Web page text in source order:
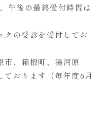
午後の最終受付時間は
の受診を受付してお
、箱根町、湯河原
ております（毎年度6月